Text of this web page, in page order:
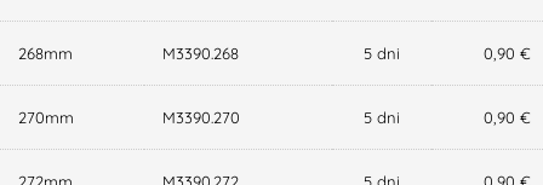
268mm M3390.268 5 dni 0,90 €
270mm M3390.270 5 dni 0,90 €